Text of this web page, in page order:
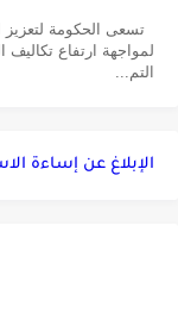
تسعى الحكومة لتعزيز
لمواجهة ارتفاع
التم...
الإبلاغ عن إساءة